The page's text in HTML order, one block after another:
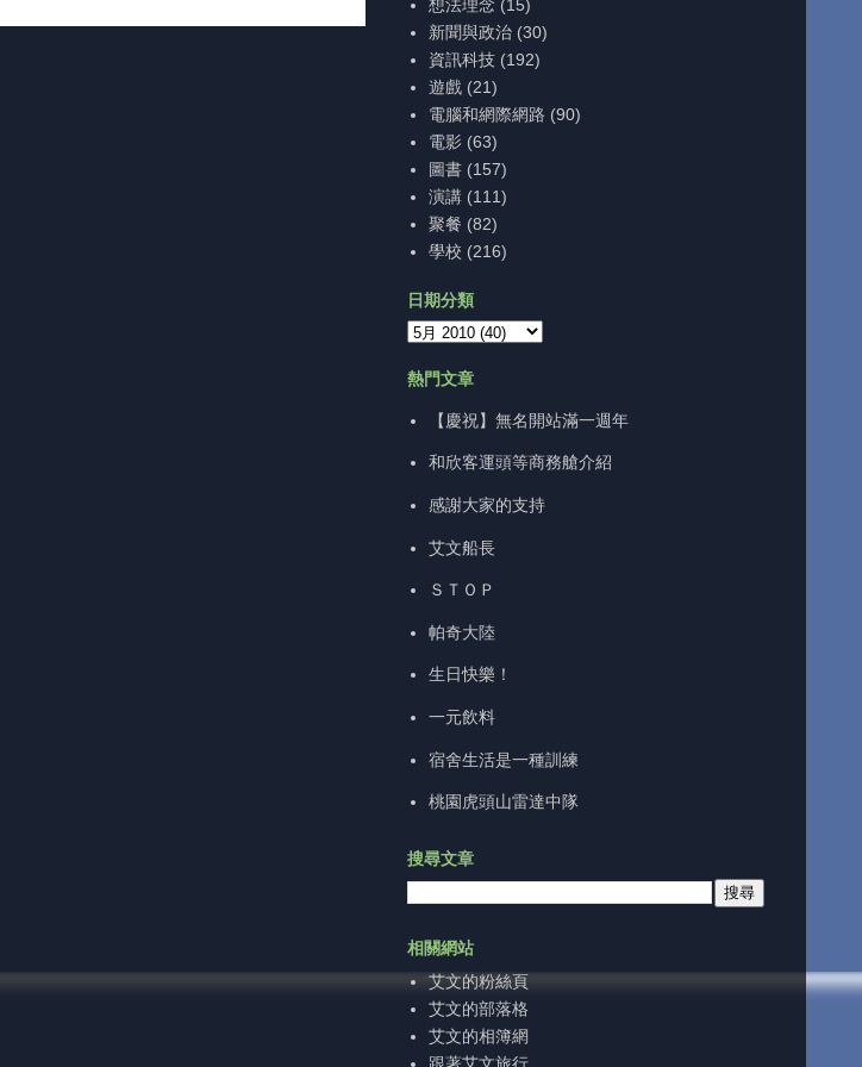
想法理念 (15)
新聞與政治 (30)
資訊科技 (192)
遊戲 (21)
電腦和網際網路 (90)
電影 (63)
圖書 (157)
演講 (111)
聚餐 (82)
學校 (216)
日期分類
熱門文章
【慶祝】無名開站滿一週年
和欣客運頭等商務艙介紹
感謝大家的支持
艾文船長
ＳＴＯＰ
帕奇大陸
生日快樂！
一元飲料
宿舍生活是一種訓練
桃園虎頭山雷達中隊
搜尋文章
相關網站
艾文的粉絲頁
艾文的部落格
艾文的相簿網